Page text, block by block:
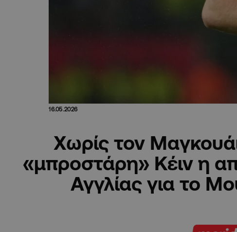
16.05.2026
Χωρίς τον
«μπροστάρη» Κέιν η
Αγγλίας για το